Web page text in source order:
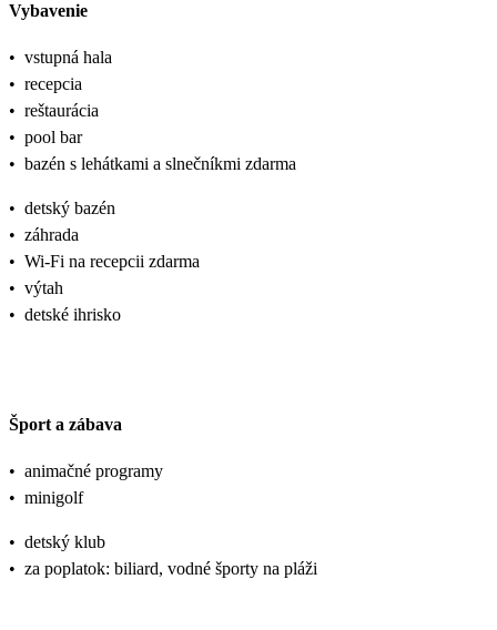
Vybavenie
• vstupná hala
• recepcia
• reštaurácia
• pool bar
• bazén s lehátkami a slnečníkmi zdarma
• detský bazén
• záhrada
• Wi-Fi na recepcii zdarma
• výtah
• detské ihrisko
Šport a zábava
• animačné programy
• minigolf
• detský klub
• za poplatok: biliard, vodné športy na pláži